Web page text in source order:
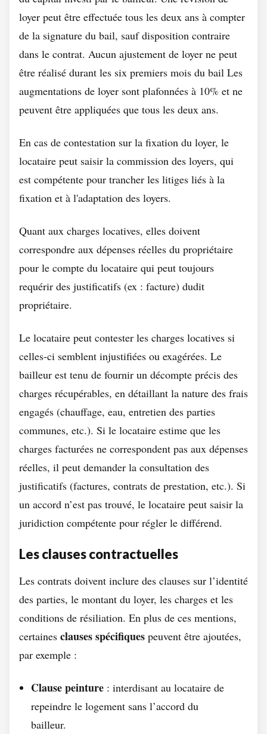
loyer peut être effectuée tous les deux ans à compter
de la signature du bail, sauf disposition contraire
dans le contrat. Aucun ajustement de loyer ne peut
être réalisé durant les six premiers mois du bail Les
augmentations de loyer sont plafonnées à 10% et ne
peuvent être appliquées que tous les deux ans.
En cas de contestation sur la fixation du loyer, le
locataire peut saisir la commission des loyers, qui
est compétente pour trancher les litiges liés à la
fixation et à l'adaptation des loyers.
Quant aux charges locatives, elles doivent
correspondre aux dépenses réelles du propriétaire
pour le compte du locataire qui peut toujours
requérir des justificatifs (ex : facture) dudit
propriétaire.
Le locataire peut contester les charges locatives si
celles-ci semblent injustifiées ou exagérées. Le
bailleur est tenu de fournir un décompte précis des
charges récupérables, en détaillant la nature des frais
engagés (chauffage, eau, entretien des parties
communes, etc.). Si le locataire estime que les
charges facturées ne correspondent pas aux dépenses
réelles, il peut demander la consultation des
justificatifs (factures, contrats de prestation, etc.). Si
un accord n’est pas trouvé, le locataire peut saisir la
juridiction compétente pour régler le différend.
Les clauses contractuelles
Les contrats doivent inclure des clauses sur l’identité
des parties, le montant du loyer, les charges et les
conditions de résiliation. En plus de ces mentions,
certaines clauses spécifiques peuvent être ajoutées,
par exemple :
Clause peinture : interdisant au locataire de
repeindre le logement sans l’accord du
bailleur.